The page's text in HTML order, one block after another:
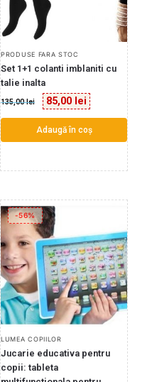
PRODUSE FARA STOC
Set 1+1 colanti imblaniti cu
talie inalta
135,00lei 85,00 lei
Adaugă în coș
-56%
LUMEA COPIILOR
Jucarie educativa pentru
copii: tableta